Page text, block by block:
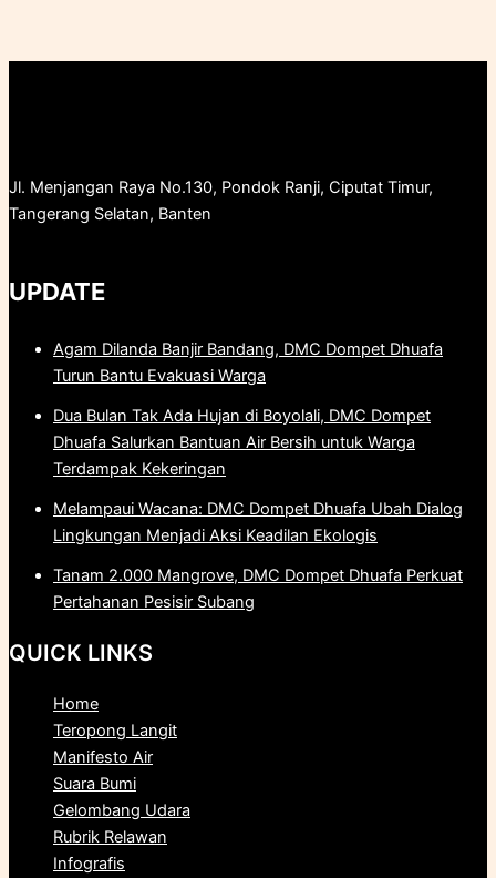
Jl. Menjangan Raya No.130, Pondok Ranji, Ciputat Timur,
Tangerang Selatan, Banten
UPDATE
Agam Dilanda Banjir Bandang, DMC Dompet Dhuafa
Turun Bantu Evakuasi Warga
Dua Bulan Tak Ada Hujan di Boyolali, DMC Dompet
Dhuafa Salurkan Bantuan Air Bersih untuk Warga
Terdampak Kekeringan
Melampaui Wacana: DMC Dompet Dhuafa Ubah Dialog
Lingkungan Menjadi Aksi Keadilan Ekologis
Tanam 2.000 Mangrove, DMC Dompet Dhuafa Perkuat
Pertahanan Pesisir Subang
QUICK LINKS
Home
Teropong Langit
Manifesto Air
Suara Bumi
Gelombang Udara
Rubrik Relawan
Infografis